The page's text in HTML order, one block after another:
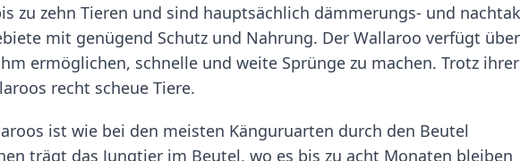
zu zehn Tieren und sind hauptsächlich dämmerungs- und
mit genügend Schutz und Nahrung. Der Wallaroo verfügt über
ermöglichen, schnelle und weite Sprünge zu machen. Trotz ihrer
recht scheue Tiere.
ist wie bei den meisten Känguruarten durch den Beutel
trägt das Jungtier im Beutel, wo es bis zu acht Monaten bleiben